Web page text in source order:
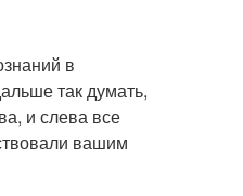
в
так думать,
и слева все
вашим